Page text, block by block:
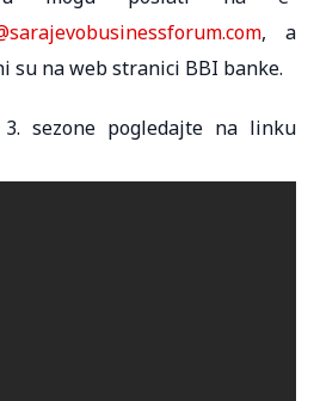
, a
su na web stranici BBI banke.
sezone pogledajte na linku